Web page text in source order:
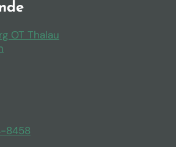
OT Thalau
8458